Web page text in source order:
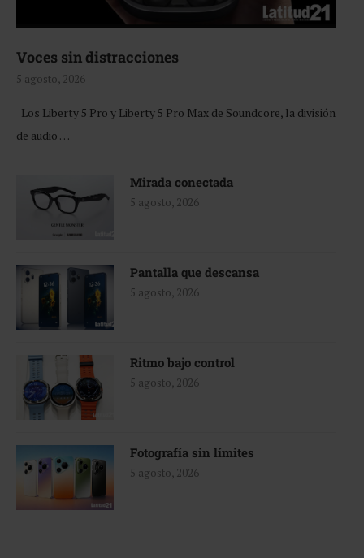
Voces sin distracciones
5 agosto, 2026
Los Liberty 5 Pro y Liberty 5 Pro Max de Soundcore, la división
de audio …
Mirada conectada
5 agosto, 2026
Pantalla que descansa
5 agosto, 2026
Ritmo bajo control
5 agosto, 2026
Fotografía sin límites
5 agosto, 2026